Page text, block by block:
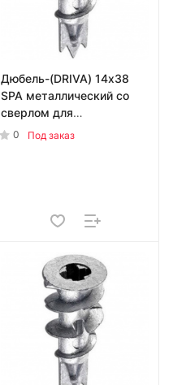
Дюбель-(DRIVA) 14х38
SPA металлический со
сверлом для
гипсокартона
0 Под заказ